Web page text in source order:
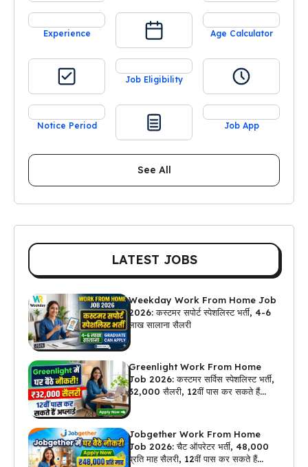
Experience Age Calculator
Job Eligibility
Notice Period Job App
See All
LATEST JOBS
Weekday Work From Home Job
2026: कस्टमर सपोर्ट स्पेशलिस्ट भर्ती, 4-6
लाख सालाना सैलरी
Greenlight Work From Home
Job 2026: कस्टमर सर्विस स्पेशलिस्ट भर्ती,
₹32,000 सैलरी, 12वीं पास कर सकते हैं
Jobgether Work From Home
Job 2026: चैट ऑपरेटर भर्ती, ₹48,000
प्रति माह सैलरी, 12वीं पास कर सकते हैं